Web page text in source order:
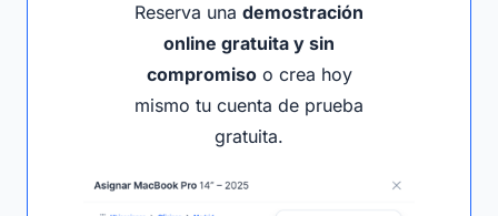
Reserva una demostración
online gratuita y sin
compromisoo crea hoy
mismo tu cuenta de prueba
gratuita.